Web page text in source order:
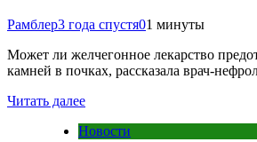
Рамблер3 года спустя01 минуты
Может ли желчегонное лекарство
камней в почках, рассказала врач-
Читать далее
Новости